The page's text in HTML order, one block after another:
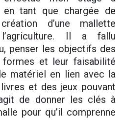
tant que chargée de
d’une mallette
Il a fallu
penser les objectifs des
et leur faisabilité
matériel en lien avec la
et des jeux pouvant
de donner les clés à
pour qu’il comprenne